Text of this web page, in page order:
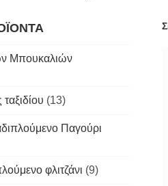
Μπουκαλιών
(13)
Παγούρι
φλιτζάνι (9)